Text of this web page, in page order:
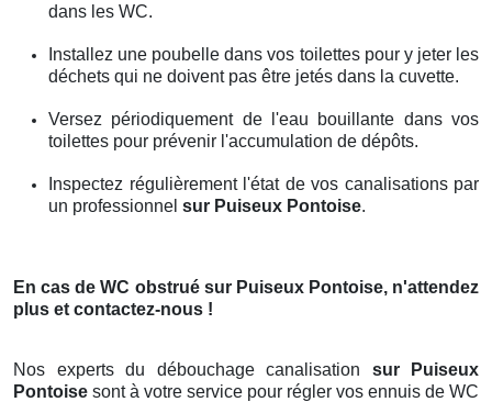
dans les WC.
Installez une poubelle dans vos toilettes pour y jeter les
déchets qui ne doivent pas être jetés dans la cuvette.
Versez périodiquement de l'eau bouillante dans vos
toilettes pour prévenir l'accumulation de dépôts.
Inspectez régulièrement l'état de vos canalisations par
un professionnel sur Puiseux Pontoise.
En cas de WC obstrué sur Puiseux Pontoise, n'attendez
plus et contactez-nous !
Nos experts du débouchage canalisation sur Puiseux
Pontoise sont à votre service pour régler vos ennuis de WC